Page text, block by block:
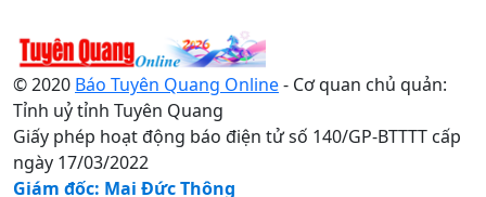
© 2020 Báo Tuyên Quang Online- Cơ quan chủ quản:
Tỉnh uỷ tỉnh Tuyên Quang
Giấy phép hoạt động báo điện tử số 140/GP-BTTTT cấp
ngày 17/03/2022
Giám đốc: Mai Đức Thông